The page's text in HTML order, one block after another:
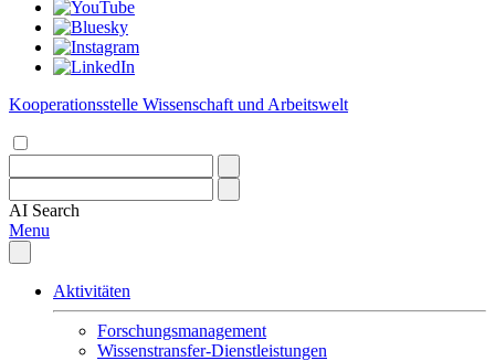
Kooperationsstelle Wissenschaft und Arbeitswelt
AI Search
Menu
Aktivitäten
Forschungsmanagement
Wissenstransfer-Dienstleistungen